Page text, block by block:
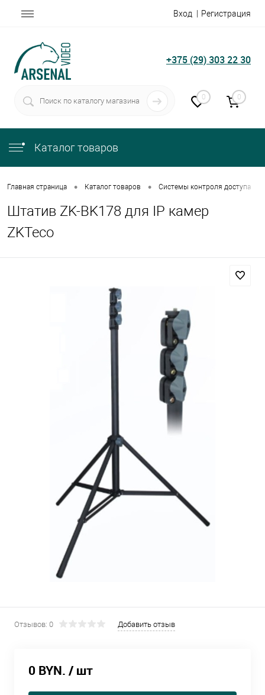
Вход Регистрация
+375 (29) 303 22 30
0 0
Каталог товаров
Главная страница • Каталог товаров • Системы контроля доступа
Штатив ZK-BK178 для IP камер
ZKTeco
Отзывов: 0 Добавить отзыв
0 BYN. / шт